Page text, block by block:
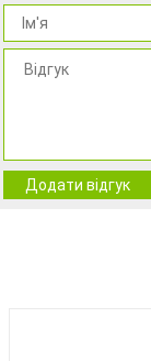
Додати відгук